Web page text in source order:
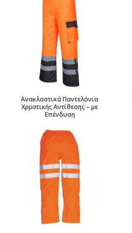
Ανακλαστικά Παντελόνια
Χρματικής Αντίθεσης – με
Επένδυση